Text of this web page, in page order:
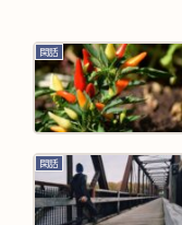
閑話
閑話